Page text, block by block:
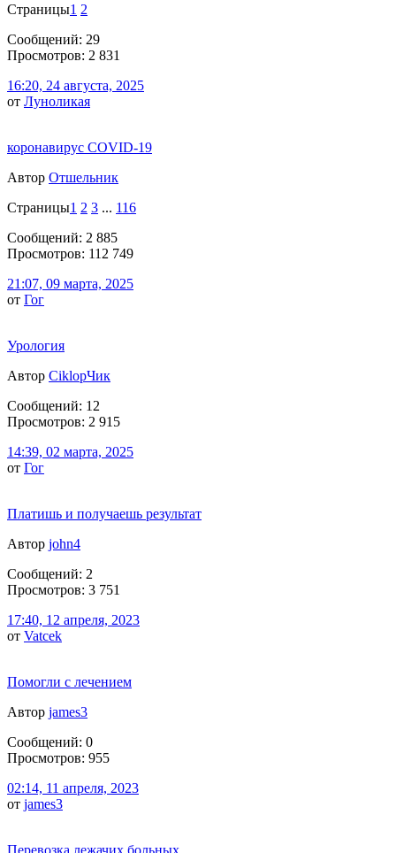
Страницы1 2
Сообщений: 29
Просмотров: 2 831
16:20, 24 августа, 2025
от Луноликая
коронавирус COVID-19
Автор Отшельник
Страницы1 2 3 ... 116
Сообщений: 2 885
Просмотров: 112 749
21:07, 09 марта, 2025
от Гог
Урология
Автор CiklopЧик
Сообщений: 12
Просмотров: 2 915
14:39, 02 марта, 2025
от Гог
Платишь и получаешь результат
Автор john4
Сообщений: 2
Просмотров: 3 751
17:40, 12 апреля, 2023
от Vatcek
Помогли с лечением
Автор james3
Сообщений: 0
Просмотров: 955
02:14, 11 апреля, 2023
от james3
Перевозка лежачих больных